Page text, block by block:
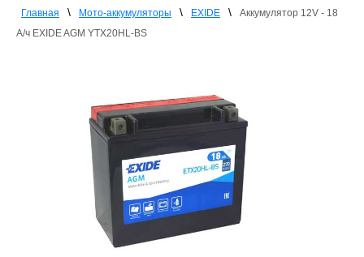
Главная \ Мото-аккумуляторы \ EXIDE \
Аккумулятор 12V - 18
А/ч EXIDE AGM YTX20HL-BS